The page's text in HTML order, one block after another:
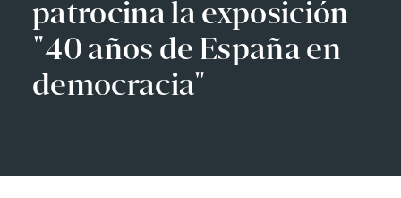
patrocina la exposición
"40 años de España en
democracia"